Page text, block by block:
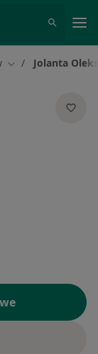
Zmień miasto
Jolanta